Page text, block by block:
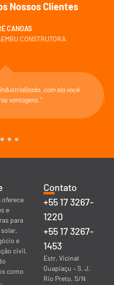
Nossos Clientes
CANOAS
CONSTRUTORA
com ela você
vantagens."
oferece
e
para
e
civil,
como
Contato
+55 17 3267-
1220
+55 17 3267-
1453
Estr. Vicinal
Guapiaçu – S. J.
Rio Preto, S/N